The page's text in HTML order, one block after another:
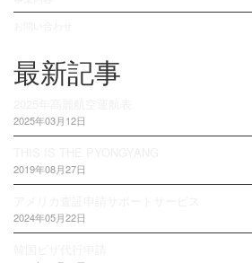
最新記事
2025年03月12日
2019年08月27日
2024年05月22日